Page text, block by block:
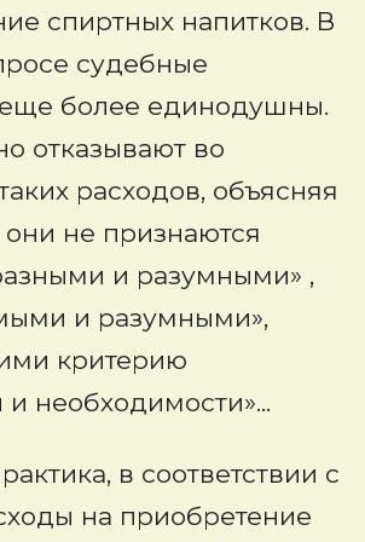
спиртных напитков. В
судебные
более единодушны.
отказывают во
расходов, объясняя
они не признаются
и разумными» ,
и разумными»,
критерию
и необходимости»...
в соответствии с
на приобретение